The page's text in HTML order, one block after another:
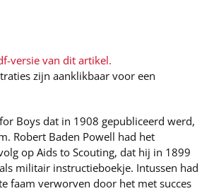
versie van dit artikel.
zijn aanklikbaar voor een
Boys dat in 1908 gepubliceerd werd,
Robert Baden Powell had het
op Aids to Scouting, dat hij in 1899
militair instructieboekje. Intussen had
faam verworven door het met succes